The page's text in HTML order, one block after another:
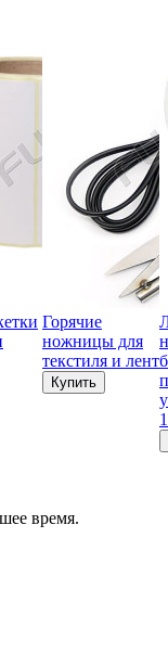
Горячие
ножницы для
текстиля и лент
время.